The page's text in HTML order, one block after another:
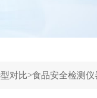
对比>食品安全检测